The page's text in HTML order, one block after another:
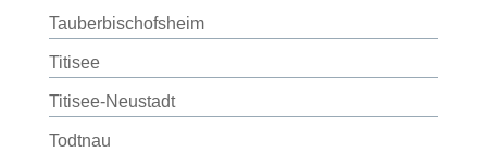
Tauberbischofsheim
Titisee
Titisee-Neustadt
Todtnau